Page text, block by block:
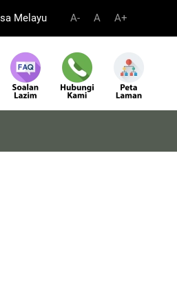
Melayu A- A A+